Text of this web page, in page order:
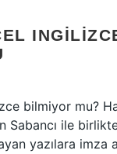
bilmiyor mu?
Sabancı ile
yazılara imza